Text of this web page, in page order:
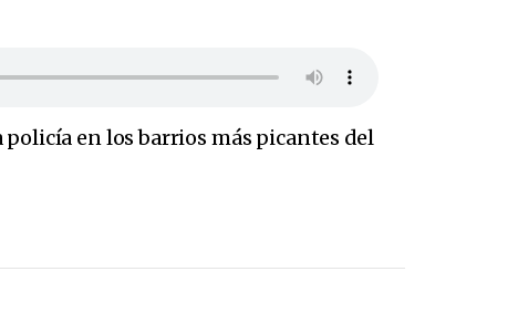
en los barrios más picantes del